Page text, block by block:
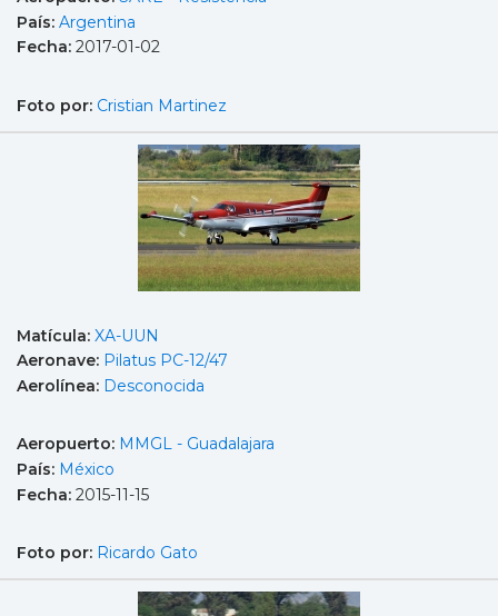
País: Argentina
Fecha: 2017-01-02
Foto por: Cristian Martinez
Matícula: XA-UUN
Aeronave: Pilatus PC-12/47
Aerolínea: Desconocida
Aeropuerto: MMGL - Guadalajara
País: México
Fecha: 2015-11-15
Foto por: Ricardo Gato